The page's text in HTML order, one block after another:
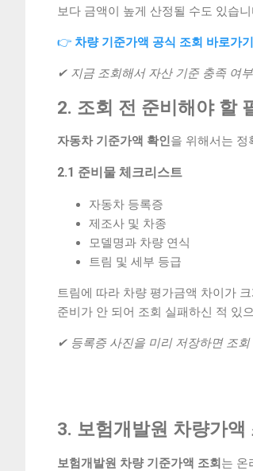
보다 금액이 높게 산정될 수도 있습
👉 차량 기준가액 공식 조회 바로가기
✔ 지금 조회해서 자산 기준 충족 여
2. 조회 전 준비해야 할
자동차 기준가액 확인을 위해서는 정
2.1 준비물 체크리스트
자동차 등록증
제조사 및 차종
모델명과 차량 연식
트림 및 세부 등급
트림에 따라 차량 평가금액 차이가
준비가 안 되어 조회 실패하신 적 있
✔ 등록증 사진을 미리 저장하면 조회
3. 보험개발원 차량가액
보험개발원 차량 기준가액 조회 는 온